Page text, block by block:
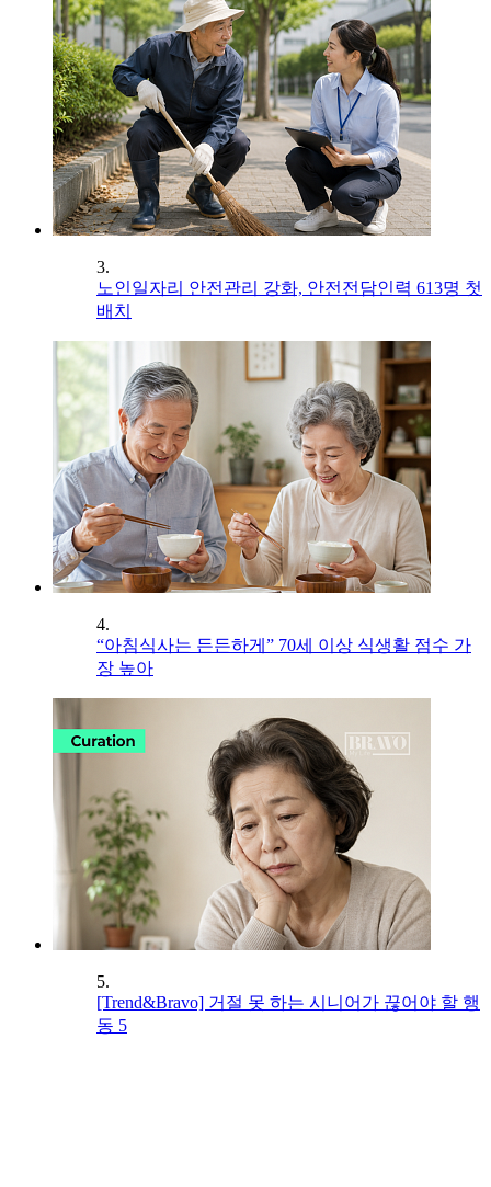
3.
노인일자리 안전관리 강화, 안전전담인력 613명 첫
배치
4.
“아침식사는 든든하게” 70세 이상 식생활 점수 가
장 높아
5.
[Trend&Bravo] 거절 못 하는 시니어가 끊어야 할 행
동 5